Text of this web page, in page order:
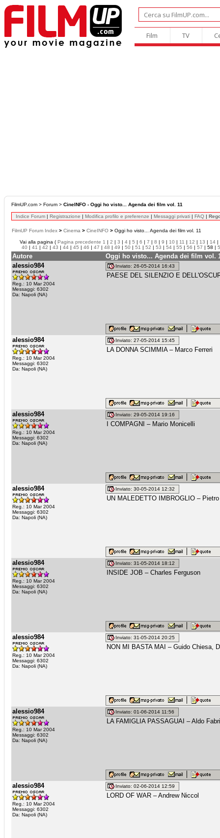
Film TV
FilmUP.com > Forum > CineINFO - Oggi ho visto... Agenda dei film vol. 11
Indice Forum | Registrazione | Modifica profilo e preferenze | Messaggi privati | FAQ |
FilmUP Forum Index > Cinema > CineINFO > Oggi ho visto... Agenda dei film vol. 11
Vai alla pagina ( Pagina precedente 1 | 2 | 3 | 4 | 5 | 6 | 7 | 8 | 9 | 10 | 11 | 12 | 13 | 14 |
40 | 41 | 42 | 43 | 44 | 45 | 46 | 47 | 48 | 49 | 50 | 51 | 52 | 53 | 54 | 55 | 56 | 57 | 58 |
Autore
Oggi ho visto... Agenda dei film vol.
alessio984
Reg.: 10 Mar 2004
Messaggi: 6302
Da: Napoli (NA)
Inviato: 26-05-2014 16:43
PAESE DEL SILENZIO E
alessio984
Reg.: 10 Mar 2004
Messaggi: 6302
Da: Napoli (NA)
Inviato: 27-05-2014 15:45
LA DONNA SCIMMIA – Marco Ferreri
alessio984
Reg.: 10 Mar 2004
Messaggi: 6302
Da: Napoli (NA)
Inviato: 29-05-2014 19:16
I COMPAGNI – Mario Monicelli
alessio984
Reg.: 10 Mar 2004
Messaggi: 6302
Da: Napoli (NA)
Inviato: 30-05-2014 12:32
UN MALEDETTO IMBROGLIO –
alessio984
Reg.: 10 Mar 2004
Messaggi: 6302
Da: Napoli (NA)
Inviato: 31-05-2014 18:12
INSIDE JOB – Charles Ferguson
alessio984
Reg.: 10 Mar 2004
Messaggi: 6302
Da: Napoli (NA)
Inviato: 31-05-2014 20:25
NON MI BASTA MAI – Guido Chiesa,
alessio984
Reg.: 10 Mar 2004
Messaggi: 6302
Da: Napoli (NA)
Inviato: 01-06-2014 11:56
LA FAMIGLIA PASSAGUAI – Aldo
alessio984
Reg.: 10 Mar 2004
Messaggi: 6302
Da: Napoli (NA)
Inviato: 02-06-2014 12:59
LORD OF WAR – Andrew Niccol